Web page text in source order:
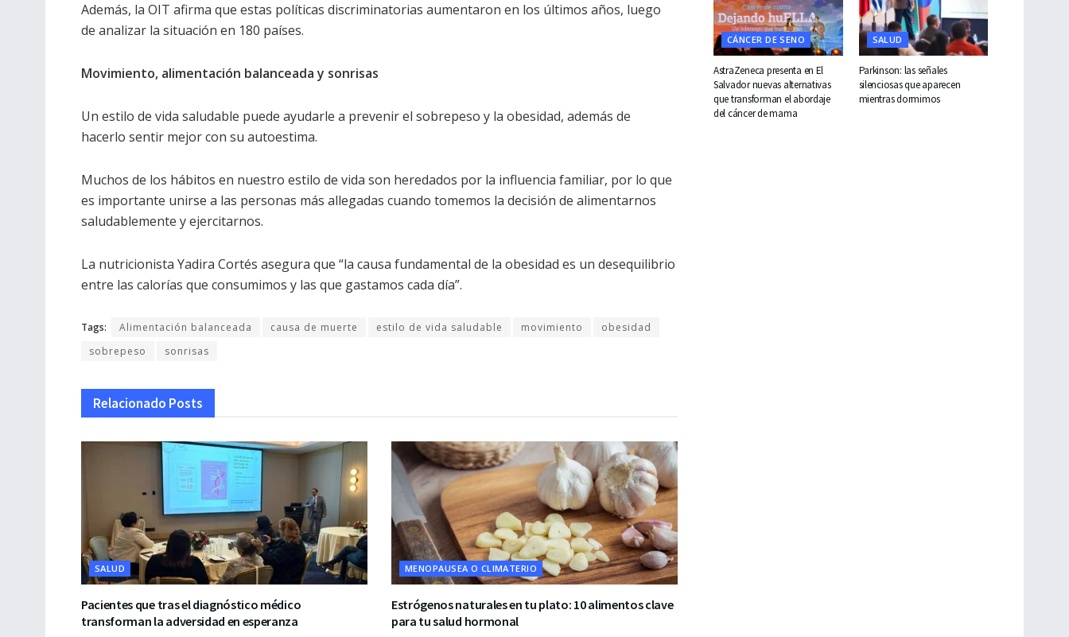
Además, la OIT afirma que estas políticas discriminatorias aumentaron en los últimos años, luego
de analizar la situación en 180 países.
Movimiento, alimentación balanceada y sonrisas
Un estilo de vida saludable puede ayudarle a prevenir el sobrepeso y la obesidad, además de
hacerlo sentir mejor con su autoestima.
Muchos de los hábitos en nuestro estilo de vida son heredados por la influencia familiar, por lo que
es importante unirse a las personas más allegadas cuando tomemos la decisión de alimentarnos
saludablemente y ejercitarnos.
La nutricionista Yadira Cortés asegura que “la causa fundamental de la obesidad es un desequilibrio
entre las calorías que consumimos y las que gastamos cada día”.
Tags: Alimentación balanceada causa de muerte estilo de vida saludable movimiento
obesidad
sobrepeso
sonrisas
Relacionado Posts
SALUD
Pacientes que tras el diagnóstico médico
transforman la adversidad en esperanza
MENOPAUSEA O CLIMATERIO
Estrógenos naturales en tu plato: 10 alimentos clave
para tu salud hormonal
CÁNCER DE SENO
AstraZeneca presenta en El
Salvador nuevas alternativas
que transforman el abordaje
del cáncer de mama
SALUD
Parkinson: las señales
silenciosas que aparecen
mientras dormimos